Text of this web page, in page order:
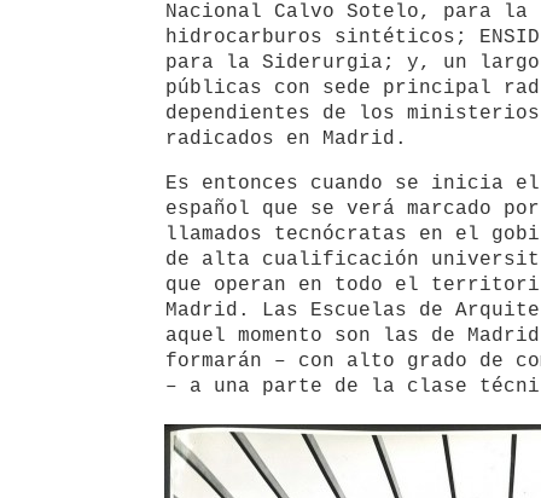
Nacional Calvo Sotelo, para la
hidrocarburos sintéticos;
para la Siderurgia; y, un
públicas con sede principal
dependientes de los
radicados en Madrid.
Es entonces cuando se inicia
español que se verá marcado
llamados tecnócratas en el
de alta cualificación
que operan en todo el
Madrid. Las Escuelas de
aquel momento son las de
formarán – con alto grado de
– a una parte de la clase